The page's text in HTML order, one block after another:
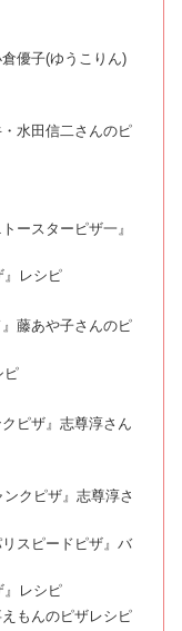
優子(ゆうこりん)
水田信二さんのピ
ースターピザ一』
』レシピ
藤あや子さんのピ
ピ
ピザ』志尊淳さん
クピザ』志尊淳さ
スピードピザ』バ
』レシピ
もんのピザレシピ